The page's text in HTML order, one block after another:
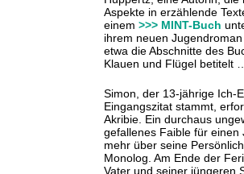
Aspekte in erzählende
einem >>> MINT-Buch
ihrem neuen
etwa die Abschnitte des
Klauen und Flügel betitelt
Simon, der 13-jährige Ich-
Eingangszitat stammt,
Akribie. Ein durchaus
gefallenes Faible für
mehr über seine
Monolog. Am Ende der
Vater und seiner jüngeren